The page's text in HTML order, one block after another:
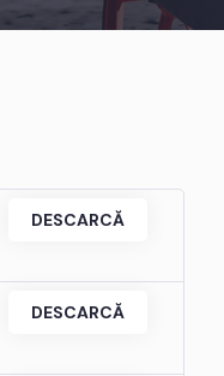
DESCARCĂ
DESCARCĂ